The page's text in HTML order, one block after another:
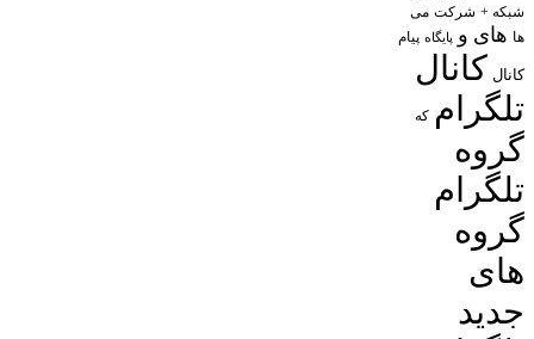
شبکه + شرکت می
ها های و پایگاه پیام
کانال کانال
تلگرام که
گروه
تلگرام
گروه
های
جدید